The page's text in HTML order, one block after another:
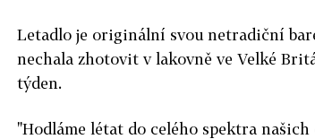
Letadlo je originální svou netradiční
nechala zhotovit v lakovně ve Velké
týden.
"Hodláme létat do celého spektra